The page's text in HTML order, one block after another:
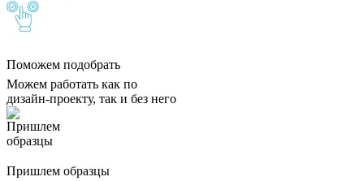
Поможем подобрать
Можем работать как по
дизайн-проекту, так и без него
Пришлем образцы